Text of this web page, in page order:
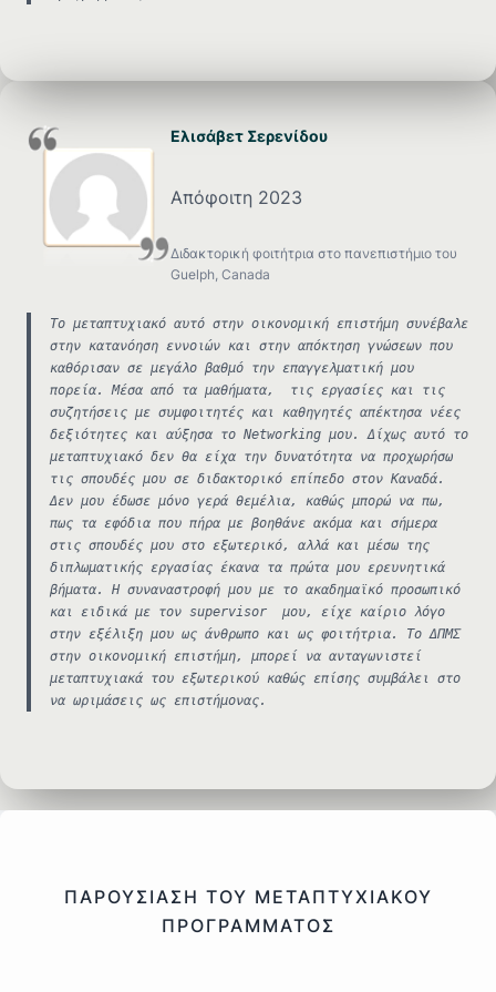
Ελισάβετ Σερενίδου
Απόφοιτη 2023
Διδακτορική φοιτήτρια στο πανεπιστήμιο του
Guelph, Canada
Το μεταπτυχιακό αυτό στην οικονομική επιστήμη συνέβαλε
στην κατανόηση εννοιών και στην απόκτηση γνώσεων που
καθόρισαν σε μεγάλο βαθμό την επαγγελματική μου
πορεία. Μέσα από τα μαθήματα, τις εργασίες και τις
συζητήσεις με συμφοιτητές και καθηγητές απέκτησα νέες
δεξιότητες και αύξησα το Networking μου. Δίχως αυτό το
μεταπτυχιακό δεν θα είχα την δυνατότητα να προχωρήσω
τις σπουδές μου σε διδακτορικό επίπεδο στον Καναδά.
Δεν μου έδωσε μόνο γερά θεμέλια, καθώς μπορώ να πω,
πως τα εφόδια που πήρα με βοηθάνε ακόμα και σήμερα
στις σπουδές μου στο εξωτερικό, αλλά και μέσω της
διπλωματικής εργασίας έκανα τα πρώτα μου ερευνητικά
βήματα. Η συναναστροφή μου με το ακαδημαϊκό προσωπικό
και ειδικά με τον supervisor μου, είχε καίριο λόγο
στην εξέλιξη μου ως άνθρωπο και ως φοιτήτρια. Το ΔΠΜΣ
στην οικονομική επιστήμη, μπορεί να ανταγωνιστεί
μεταπτυχιακά του εξωτερικού καθώς επίσης συμβάλει στο
να ωριμάσεις ως επιστήμονας.
ΠΑΡΟΥΣΙΑΣΗ ΤΟΥ ΜΕΤΑΠΤΥΧΙΑΚΟΥ
ΠΡΟΓΡΑΜΜΑΤΟΣ